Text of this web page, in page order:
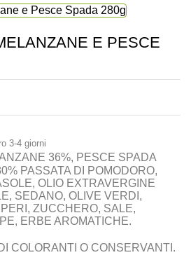
E PESCE
3-4 giorni
36%, PESCE SPADA
PASSATA DI POMODORO,
OLIO EXTRAVERGINE
SEDANO, OLIVE VERDI,
ZUCCHERO, SALE,
ERBE AROMATICHE.
COLORANTI O CONSERVANTI.